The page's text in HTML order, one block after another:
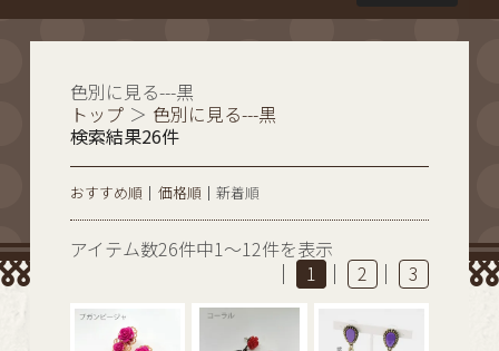
色別に見る---黒
トップ ＞ 色別に見る---黒
検索結果26件
おすすめ順 価格順 新着順
アイテム数26件中1～12件を表示
1 2 3